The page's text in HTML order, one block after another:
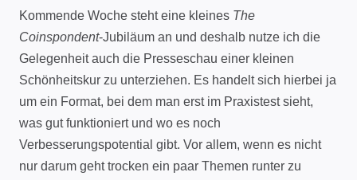
Kommende Woche steht eine kleines The
Coinspondent-Jubiläum an und deshalb nutze ich die
Gelegenheit auch die Presseschau einer kleinen
Schönheitskur zu unterziehen. Es handelt sich hierbei ja
um ein Format, bei dem man erst im Praxistest sieht,
was gut funktioniert und wo es noch
Verbesserungspotential gibt. Vor allem, wenn es nicht
nur darum geht trocken ein paar Themen runter zu